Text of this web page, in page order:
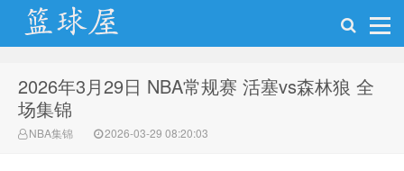
NBA录像网
2026年3月29日 NBA常规赛 活塞vs森林狼 全
场集锦
NBA集锦 2026-03-29 08:20:03